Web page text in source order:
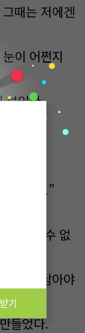
때는 저에겐
이 어쩐지
보인다.
다.
잖아요.”
돌아올 수 없
으로 남아야
들었다.
기